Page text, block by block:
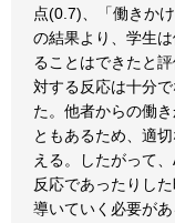
点(0.7)、「働きか
の結果より、学生
ることはできたと
対する反応は十分
た。他者からの働
ともあるため、適
える。したがって
反応であったりし
導いていく必要があ